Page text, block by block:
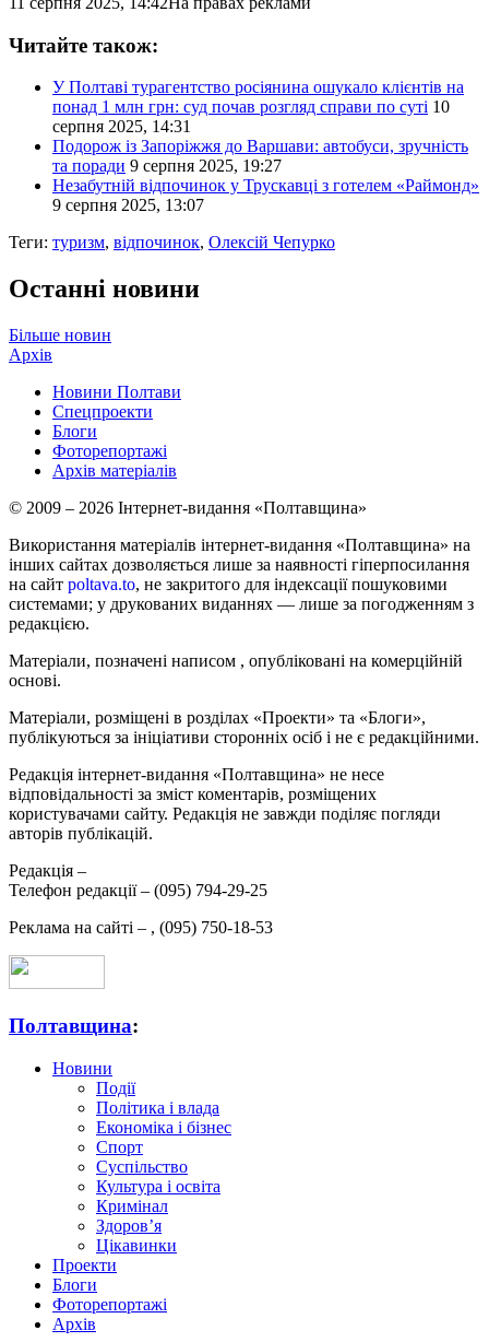
Читайте також:
У Полтаві турагентство росіянина ошукало клієнтів на
понад 1 млн грн: суд почав розгляд справи по суті 10
серпня 2025, 14:31
Подорож із Запоріжжя до Варшави: автобуси, зручність
та поради 9 серпня 2025, 19:27
Незабутній відпочинок у Трускавці з готелем «Раймонд»
9 серпня 2025, 13:07
Теги: туризм, відпочинок, Олексій Чепурко
Останні новини
Більше новин
Архів
Новини Полтави
Спецпроекти
Блоги
Фоторепортажі
Архів матеріалів
© 2009 – 2026 Інтернет-видання «Полтавщина»
Використання матеріалів інтернет-видання «Полтавщина» на
інших сайтах дозволяється лише за наявності гіперпосилання
на сайт poltava.to, не закритого для індексації пошуковими
системами; у друкованих виданнях — лише за погодженням з
редакцією.
Матеріали, позначені написом , опубліковані на комерційній
основі.
Матеріали, розміщені в розділах «Проекти» та «Блоги»,
публікуються за ініціативи сторонніх осіб і не є редакційними.
Редакція інтернет-видання «Полтавщина» не несе
відповідальності за зміст коментарів, розміщених
користувачами сайту. Редакція не завжди поділяє погляди
авторів публікацій.
Редакція –
Телефон редакції – (095) 794-29-25
Реклама на сайті – , (095) 750-18-53
Полтавщина:
Новини
Події
Політика і влада
Економіка і бізнес
Спорт
Суспільство
Культура і освіта
Кримінал
Здоров’я
Цікавинки
Проекти
Блоги
Фоторепортажі
Архів